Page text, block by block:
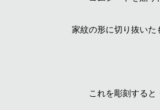
家紋の形に切り抜いた
これを彫刻すると